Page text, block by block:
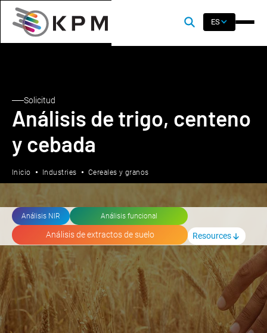
ES
Solicitud
Análisis de trigo, centeno
y cebada
Inicio Industries Cereales y granos
Análisis NIR Análisis funcional
Análisis de extractos de suelo Resources
Control de calidad de granos y
productos de trigo, centeno y
cebada